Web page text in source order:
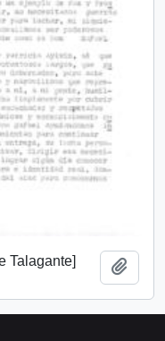
Talagante]